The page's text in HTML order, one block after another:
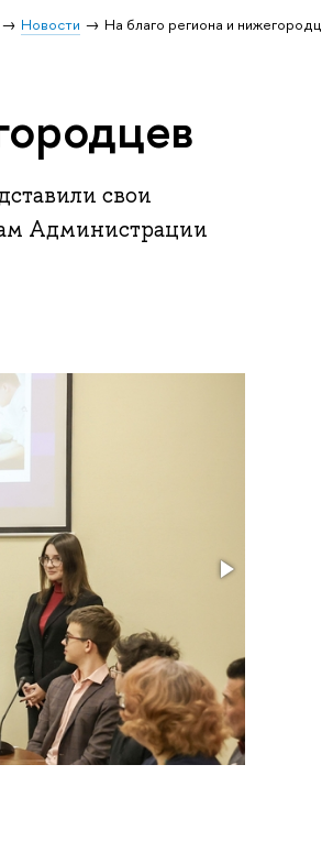
Новости На благо региона и
свои
Администрации